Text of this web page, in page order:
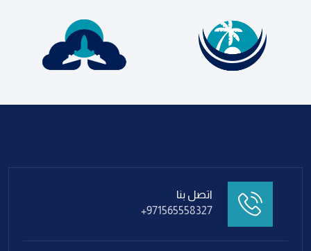
اتصل بنا
+971565558327